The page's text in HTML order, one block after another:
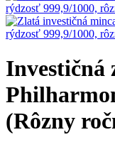
Investičná
(Rôzny